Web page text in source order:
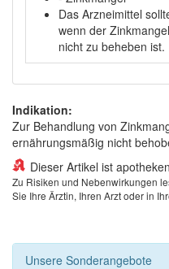
Das Arzneimittel
wenn der
nicht zu beheben ist.
Indikation:
Zur Behandlung von
ernährungsmäßig nicht
Dieser Artikel ist
Zu Risiken und Nebenwirkungen
Sie Ihre Ärztin, Ihren Arzt oder in
Unsere Sonderangebote